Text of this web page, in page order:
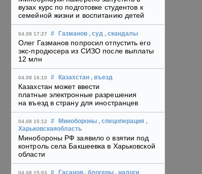
вузах курс по подготовке студентов к
семейной жизни и воспитанию детей
04.08 17:27 # Газманов , суд , скандалы
Олег Газманов попросил отпустить его
экс-продюсера из СИЗО после выплаты
12 млн
04.08 16:10 # Казахстан , въезд
Казахстан может ввести
платные электронные разрешения
на въезд в страну для иностранцев
04.08 15:12 # Минобороны , спецоперация ,
Харьковскаяобласть
Минобороны РФ заявило о взятии под
контроль села Бакшеевка в Харьковской
области
04.08 15:03 # Гасанов , блогеры , налоги